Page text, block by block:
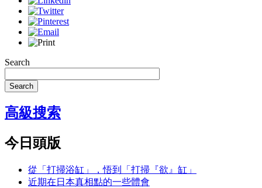
Search
Search
高級搜索
今日頭版
從「打掃浴缸」，悟到「打掃『欲』缸」
近期在日本真相點的一些體會